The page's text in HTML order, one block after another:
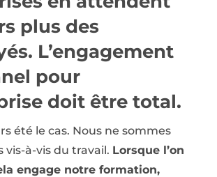
plus des
L’engagement
pour
doit être total.
été le cas. Nous ne sommes
vis-à-vis du travail. Lorsque l’on
engage notre formation,